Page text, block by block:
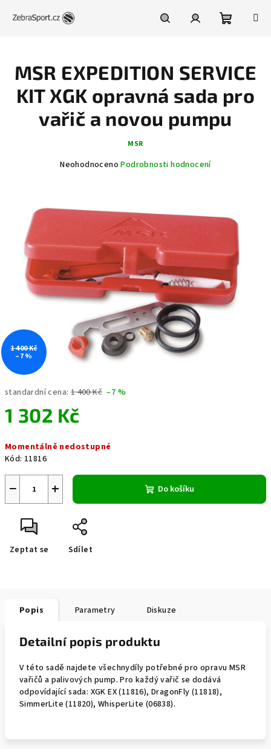
košík
standardní cena: 1 400 Kč –7 %
1 302 Kč
cena:
Momentálně nedostupné
Kód: 11816
+
− Do košíku
Zeptat se Sdílet
MSR EXPEDITION SERVICE
KIT XGK opravná sada pro
vařič a novou pumpu
MSR
Průměrné
0,0
hvězdiček.
Neohodnoceno Podrobnosti hodnocení
1 400 Kč
–7 %
Popis Parametry Diskuze
Detailní popis produktu
V této sadě najdete všechnydíly potřebné pro opravu MSR
vařičů a palivových pump. Pro každý vařič se dodává
odpovídající sada: XGK EX (11816), DragonFly (11818),
SimmerLite (11820), WhisperLite (06838).